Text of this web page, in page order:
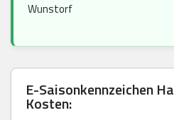
Wunstorf
E-Saisonkennzeichen
Kosten: